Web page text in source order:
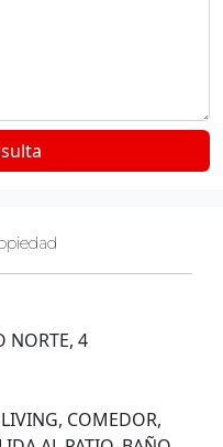
NORTE, 4
COMEDOR,